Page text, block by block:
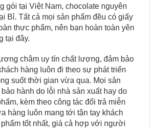
gói tại Việt Nam, chocolate nguyên
Bỉ. Tất cả mọi sản phẩm đều có giấy
thực phẩm, nên bạn hoàn toàn yên
tại đây.
châm uy tín chất lượng, đảm bảo
hàng luôn đi theo sự phát triển
suốt thời gian vừa qua. Mọi sản
hành do lỗi nhà sản xuất hay do
kèm theo công tác đổi trả miễn
hàng luôn mang tới tận tay khách
tốt nhất, giá cả hợp với người